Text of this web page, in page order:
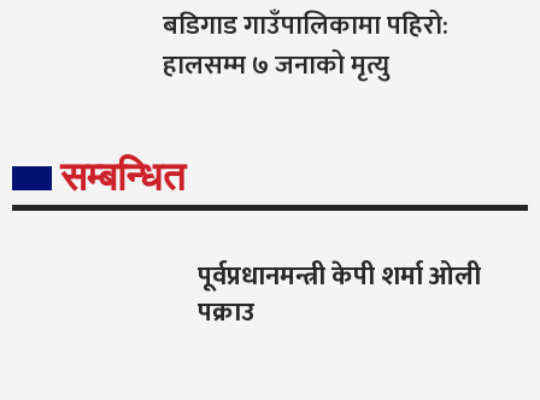
बडिगाड गाउँपालिकामा पहिरो:
हालसम्म ७ जनाको मृत्यु
सम्बन्धित
पूर्वप्रधानमन्त्री केपी शर्मा ओली
पक्राउ